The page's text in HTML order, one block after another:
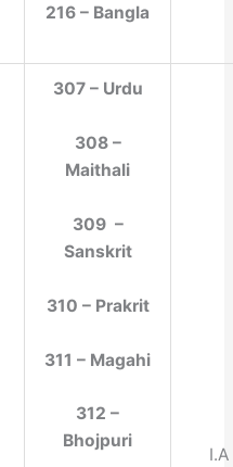
216 – Bangla
307 – Urdu
308 –
Maithali
309 –
Sanskrit
310 – Prakrit
311 – Magahi
312 –
Bhojpuri
I.A